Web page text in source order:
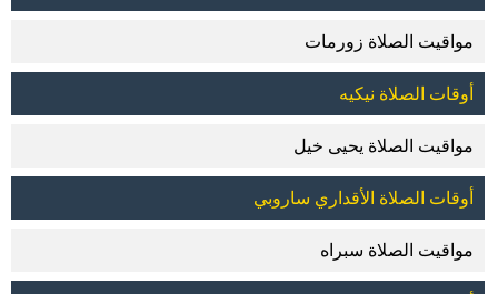
مواقيت الصلاة زورمات
أوقات الصلاة نيكيه
مواقيت الصلاة يحيى خيل
أوقات الصلاة الأقداري ساروبي
مواقيت الصلاة سبراه